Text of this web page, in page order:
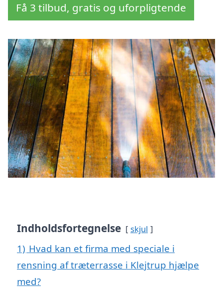
Få 3 tilbud, gratis og uforpligtende
Indholdsfortegnelse skjul
1) Hvad kan et firma med speciale i
rensning af træterrasse i Klejtrup hjælpe
med?